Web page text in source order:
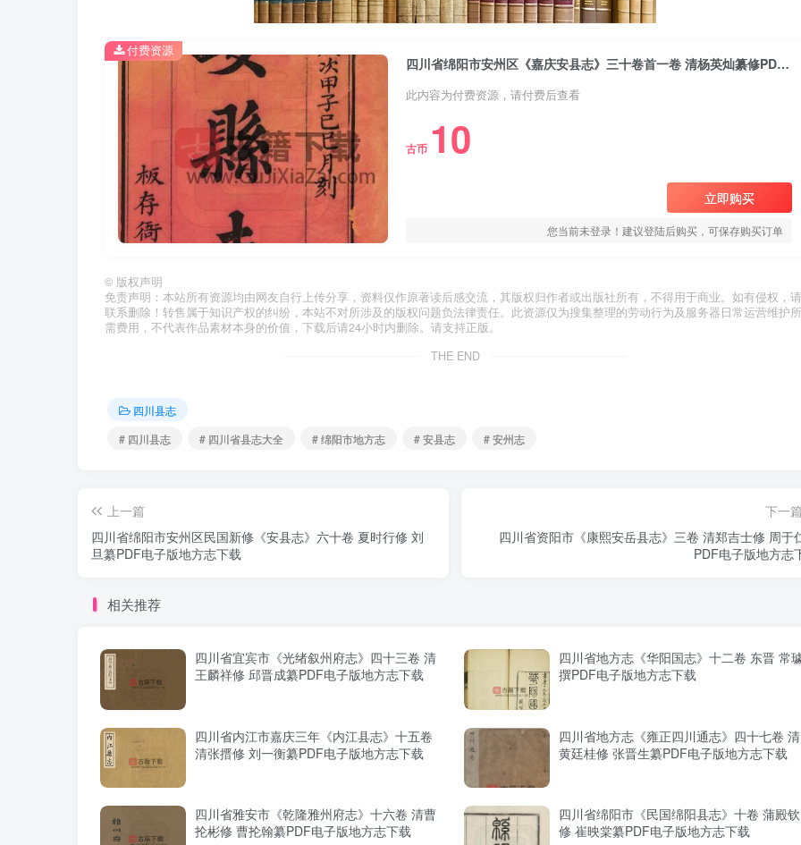
四川省绵阳市安州区《嘉庆安县志》三十卷首一卷 清杨英灿纂修PDF电子版地方志下载
此内容为付费资源，请付费后查看
古币 10
立即购买
您当前未登录！建议登陆后购买，可保存购买订单
付费资源
© 版权声明
免责声明：本站所有资源均由网友自行上传分享，资料仅作原著读后感交流，其版权归作者或出版社所有，不得用于商业。如有侵权，请
联系删除！转售属于知识产权的纠纷，本站不对所涉及的版权问题负法律责任。此资源仅为搜集整理的劳动行为及服务器日常运营维护所
需费用，不代表作品素材本身的价值，下载后请24小时内删除。请支持正版。
THE END
四川县志
# 四川县志
# 四川省县志大全 # 绵阳市地方志 # 安县志 # 安州志
上一篇
四川省绵阳市安州区民国新修《安县志》六十卷 夏时行修 刘
旦纂PDF电子版地方志下载
下一
四川省资阳市《康熙安岳县志》三卷 清郑吉士修 周于
PDF电子版地方志
相关推荐
四川省宜宾市《光绪叙州府志》四十三卷 清
王麟祥修 邱晋成纂PDF电子版地方志下载
四川省地方志《华阳国志》十二卷 东晋 常
撰PDF电子版地方志下载
四川省内江市嘉庆三年《内江县志》十五卷
清张搢修 刘一衡纂PDF电子版地方志下载
四川省地方志《雍正四川通志》四十七卷 清
黄廷桂修 张晋生纂PDF电子版地方志下载
四川省雅安市《乾隆雅州府志》十六卷 清曹
抡彬修 曹抡翰纂PDF电子版地方志下载
四川省绵阳市《民国绵阳县志》十卷 蒲殿钦
修 崔映棠纂PDF电子版地方志下载